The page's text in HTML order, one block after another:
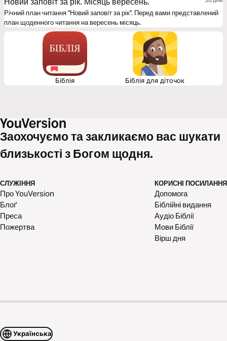
Річний план читання "Новий заповіт за рік". Перед вами представлений
план щоденного читання на вересень місяць.
Біблія Біблія для діточок
Заохочуємо та закликаємо вас шукати
близькості з Богом щодня.
СЛУЖІННЯ
Про YouVersion
Блоґ
Преса
Пожертва
КОРИСНІ ПОСИЛАННЯ
Допомога
Біблійні видання
Аудіо Біблії
Мови Біблії
Вірш дня
Українська